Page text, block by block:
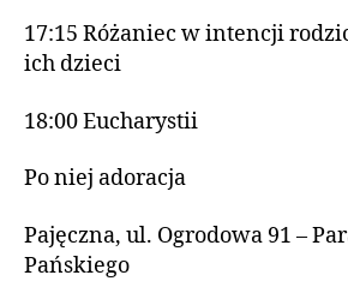
17:15 Różaniec w intencji
ich dzieci
18:00 Eucharystii
Po niej adoracja
Pajęczna, ul. Ogrodowa 91 –
Pańskiego